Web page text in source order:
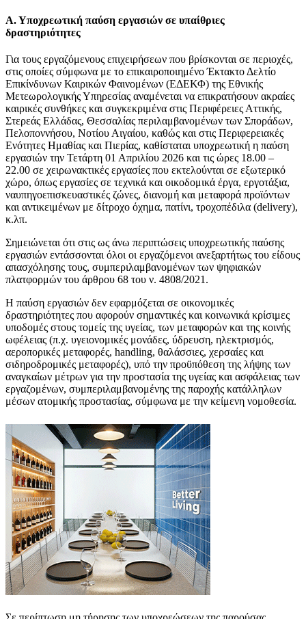
Α. Υποχρεωτική παύση εργασιών σε υπαίθριες
δραστηριότητες
Για τους εργαζόμενους επιχειρήσεων που βρίσκονται σε περιοχές,
στις οποίες σύμφωνα με το επικαιροποιημένο Έκτακτο Δελτίο
Επικίνδυνων Καιρικών Φαινομένων (ΕΔΕΚΦ) της Εθνικής
Μετεωρολογικής Υπηρεσίας αναμένεται να επικρατήσουν ακραίες
καιρικές συνθήκες και συγκεκριμένα στις Περιφέρειες Αττικής,
Στερεάς Ελλάδας, Θεσσαλίας περιλαμβανομένων των Σποράδων,
Πελοποννήσου, Νοτίου Αιγαίου, καθώς και στις Περιφερειακές
Ενότητες Ημαθίας και Πιερίας, καθίσταται υποχρεωτική η παύση
εργασιών την Τετάρτη 01 Απριλίου 2026 και τις ώρες 18.00 –
22.00 σε χειρωνακτικές εργασίες που εκτελούνται σε εξωτερικό
χώρο, όπως εργασίες σε τεχνικά και οικοδομικά έργα, εργοτάξια,
ναυπηγοεπισκευαστικές ζώνες, διανομή και μεταφορά προϊόντων
και αντικειμένων με δίτροχο όχημα, πατίνι, τροχοπέδιλα (delivery),
κ.λπ.
Σημειώνεται ότι στις ως άνω περιπτώσεις υποχρεωτικής παύσης
εργασιών εντάσσονται όλοι οι εργαζόμενοι ανεξαρτήτως του είδους
απασχόλησης τους, συμπεριλαμβανομένων των ψηφιακών
πλατφορμών του άρθρου 68 του ν. 4808/2021.
Η παύση εργασιών δεν εφαρμόζεται σε οικονομικές
δραστηριότητες που αφορούν σημαντικές και κοινωνικά κρίσιμες
υποδομές στους τομείς της υγείας, των μεταφορών και της κοινής
ωφέλειας (π.χ. υγειονομικές μονάδες, ύδρευση, ηλεκτρισμός,
αεροπορικές μεταφορές, handling, θαλάσσιες, χερσαίες και
σιδηροδρομικές μεταφορές), υπό την προϋπόθεση της λήψης των
αναγκαίων μέτρων για την προστασία της υγείας και ασφάλειας των
εργαζομένων, συμπεριλαμβανομένης της παροχής κατάλληλων
μέσων ατομικής προστασίας, σύμφωνα με την κείμενη νομοθεσία.